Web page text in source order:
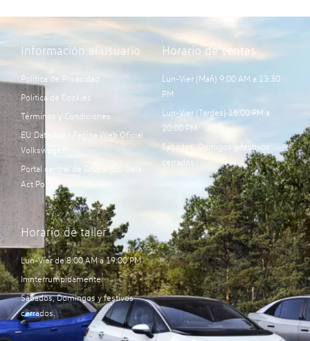
Información al usuario
Política de Privacidad
Política de Cookies
Términos y Condiciones
EU Data Act - Página Web Oficial
Volkswagen
Portal central de Grupo “EU Data
Act Portal”:
Horario de ventas
Lun-Vier (Mañ) 9:00 AM a 13:30
PM
Lun-Vier (Tardes) 16:00 PM a
20:00 PM
Sábados, Domigos y festivos
cerrados.
Horario de taller
Lun-Vier de 8:00 AM a 19:00 PM
Ininterrumpidamente.
Sábados, Domingos y festivos
cerrados.